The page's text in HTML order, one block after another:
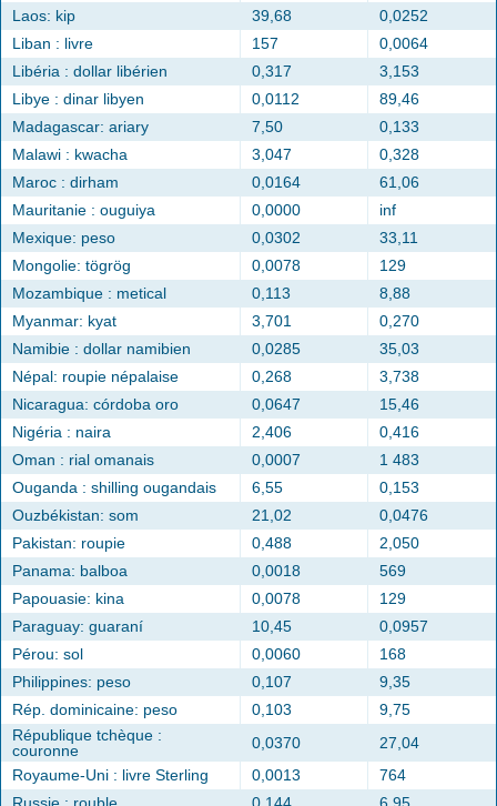
Laos: kip
39,68
0,0252
Liban : livre
157
0,0064
Libéria : dollar libérien
0,317
3,153
Libye : dinar libyen
0,0112
89,46
Madagascar: ariary
7,50
0,133
Malawi : kwacha
3,047
0,328
Maroc : dirham
0,0164
61,06
Mauritanie : ouguiya
0,0000
inf
Mexique: peso
0,0302
33,11
Mongolie: tögrög
0,0078
129
Mozambique : metical
0,113
8,88
Myanmar: kyat
3,701
0,270
Namibie : dollar namibien
0,0285
35,03
Népal: roupie népalaise
0,268
3,738
Nicaragua: córdoba oro
0,0647
15,46
Nigéria : naira
2,406
0,416
Oman : rial omanais
0,0007
1 483
Ouganda : shilling ougandais
6,55
0,153
Ouzbékistan: som
21,02
0,0476
Pakistan: roupie
0,488
2,050
Panama: balboa
0,0018
569
Papouasie: kina
0,0078
129
Paraguay: guaraní
10,45
0,0957
Pérou: sol
0,0060
168
Philippines: peso
0,107
9,35
Rép. dominicaine: peso
0,103
9,75
République tchèque :
couronne
0,0370
27,04
Royaume-Uni : livre Sterling
0,0013
764